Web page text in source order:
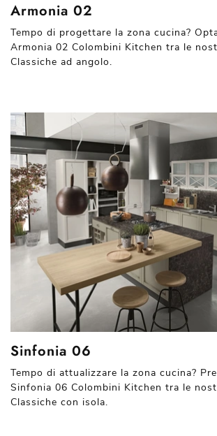
Armonia 02
Tempo di progettare la zona cucina?
Armonia 02 Colombini Kitchen tra le
Classiche ad angolo.
Sinfonia 06
Tempo di attualizzare la zona cucina?
Sinfonia 06 Colombini Kitchen tra le
Classiche con isola.